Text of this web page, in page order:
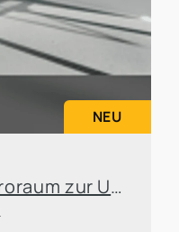
NEU
Repräsentativer Büroraum zur Untervermietung in attraktiver Kölner Lage